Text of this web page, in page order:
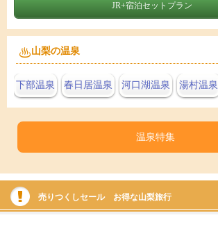
JR+宿泊セットプラン
山梨の温泉
下部温泉 春日居温泉 河口湖温泉 湯村温泉
温泉特集
売りつくしセール お得な山梨旅行